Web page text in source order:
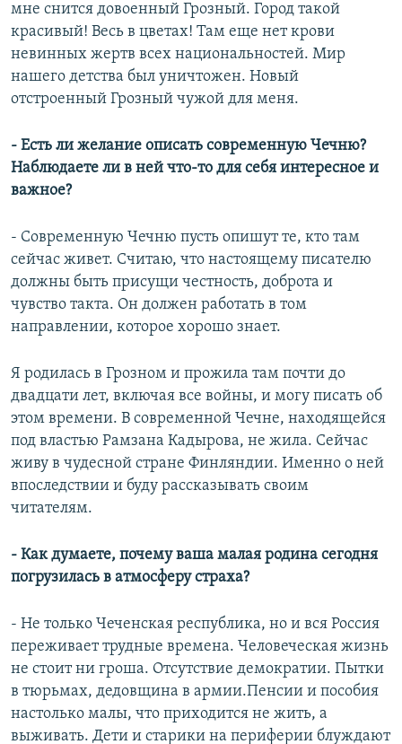
мне снится довоенный Грозный. Город такой
красивый! Весь в цветах! Там еще нет крови
невинных жертв всех национальностей. Мир
нашего детства был уничтожен. Новый
отстроенный Грозный чужой для меня.
- Есть ли желание описать современную Чечню?
Наблюдаете ли в ней что-то для себя интересное и
важное?
- Современную Чечню пусть опишут те, кто там
сейчас живет. Считаю, что настоящему писателю
должны быть присущи честность, доброта и
чувство такта. Он должен работать в том
направлении, которое хорошо знает.
Я родилась в Грозном и прожила там почти до
двадцати лет, включая все войны, и могу писать об
этом времени. В современной Чечне, находящейся
под властью Рамзана Кадырова, не жила. Сейчас
живу в чудесной стране Финляндии. Именно о ней
впоследствии и буду рассказывать своим
читателям.
- Как думаете, почему ваша малая родина сегодня
погрузилась в атмосферу страха?
- Не только Чеченская республика, но и вся Россия
переживает трудные времена. Человеческая жизнь
не стоит ни гроша. Отсутствие демократии. Пытки
в тюрьмах, дедовщина в армии.Пенсии и пособия
настолько малы, что приходится не жить, а
выживать. Дети и старики на периферии блуждают